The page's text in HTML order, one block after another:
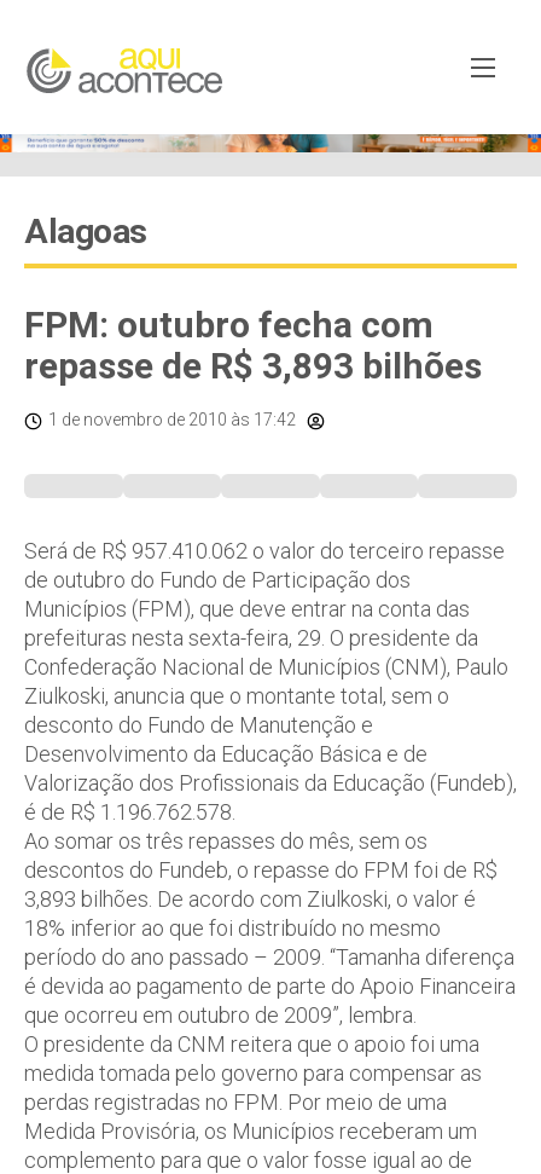
Alagoas
FPM: outubro fecha com
repasse de R$ 3,893 bilhões
1 de novembro de 2010 às 17:42
Será de R$ 957.410.062 o valor do terceiro repasse
de outubro do Fundo de Participação dos
Municípios (FPM), que deve entrar na conta das
prefeituras nesta sexta-feira, 29. O presidente da
Confederação Nacional de Municípios (CNM), Paulo
Ziulkoski, anuncia que o montante total, sem o
desconto do Fundo de Manutenção e
Desenvolvimento da Educação Básica e de
Valorização dos Profissionais da Educação (Fundeb),
é de R$ 1.196.762.578.
Ao somar os três repasses do mês, sem os
descontos do Fundeb, o repasse do FPM foi de R$
3,893 bilhões. De acordo com Ziulkoski, o valor é
18% inferior ao que foi distribuído no mesmo
período do ano passado – 2009. “Tamanha diferença
é devida ao pagamento de parte do Apoio Financeira
que ocorreu em outubro de 2009”, lembra.
O presidente da CNM reitera que o apoio foi uma
medida tomada pelo governo para compensar as
perdas registradas no FPM. Por meio de uma
Medida Provisória, os Municípios receberam um
complemento para que o valor fosse igual ao de